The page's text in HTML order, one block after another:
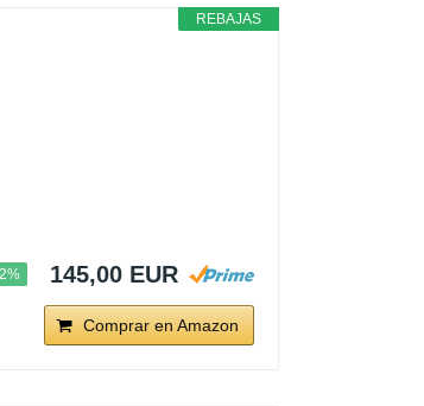
REBAJAS
145,00 EUR
Comprar en Amazon